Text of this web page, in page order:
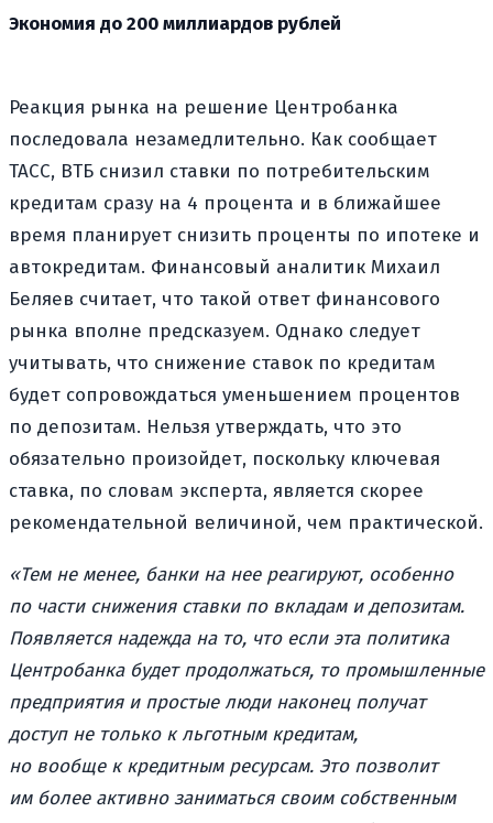
Экономия до 200 миллиардов рублей
Реакция рынка на решение Центробанка
последовала незамедлительно. Как сообщает
ТАСС, ВТБ снизил ставки по потребительским
кредитам сразу на 4 процента и в ближайшее
время планирует снизить проценты по ипотеке и
автокредитам. Финансовый аналитик Михаил
Беляев считает, что такой ответ финансового
рынка вполне предсказуем. Однако следует
учитывать, что снижение ставок по кредитам
будет сопровождаться уменьшением процентов
по депозитам. Нельзя утверждать, что это
обязательно произойдет, поскольку ключевая
ставка, по словам эксперта, является скорее
рекомендательной величиной, чем практической.
«Тем не менее, банки на нее реагируют, особенно
по части снижения ставки по вкладам и депозитам.
Появляется надежда на то, что если эта политика
Центробанка будет продолжаться, то промышленные
предприятия и простые люди наконец получат
доступ не только к льготным кредитам,
но вообще к кредитным ресурсам. Это позволит
им более активно заниматься своим собственным